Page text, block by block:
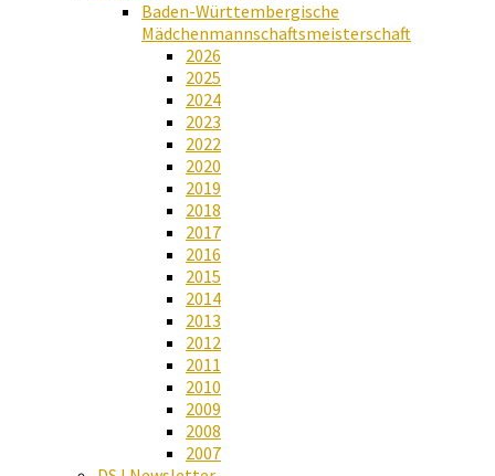
Baden-Württembergische
Mädchenmannschaftsmeisterschaft
2026
2025
2024
2023
2022
2020
2019
2018
2017
2016
2015
2014
2013
2012
2011
2010
2009
2008
2007